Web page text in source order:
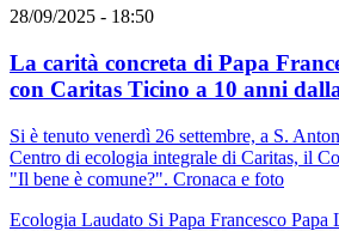
28/09/2025 - 18:50
La carità concreta di Papa
con Caritas Ticino a 10 anni
Si è tenuto venerdì 26 settembre, a S.
Centro di ecologia integrale di Caritas, il
"Il bene è comune?". Cronaca e foto
Ecologia Laudato Si Papa Francesco Papa